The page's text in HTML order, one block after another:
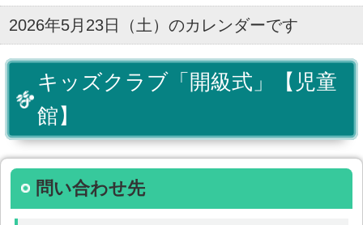
2026年5月23日（土）のカレンダーです
キッズクラブ「開級式」【児童
館】
問い合わせ先